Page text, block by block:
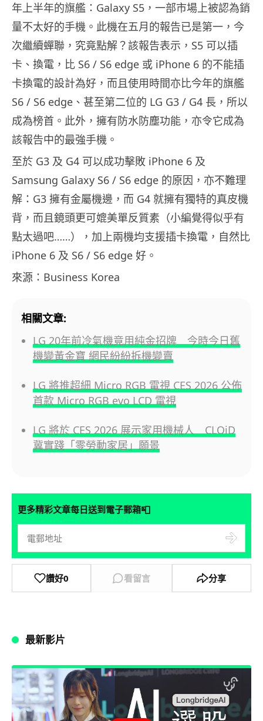
年上半年的旗艦：Galaxy S5，一部市場上被認為銷
量不太好的手機。此機在五月的報告已是第一，今
次繼續蟬聯，究竟點解？該報告表示，S5 可以插
卡、換電，比 S6 / S6 edge 或 iPhone 6 的不能插
卡換電的設計為好，而且使用時間亦比今年的旗艦
S6 / S6 edge、甚至第二位的 LG G3 / G4 長，所以
成為榜首。此外，擁有防水防塵功能，亦令它成為
該報告中的最強手機。
至於 G3 及 G4 可以成功擊敗 iPhone 6 及
Samsung Galaxy S6 / S6 edge 的原因，亦不難理
解：G3 擁有金屬機邊，而 G4 就擁有獨特的真皮機
背，而且鏡頭更可媲美單反質素（小編覺得似乎有
點太過吧……），加上兩機均支援插卡換電，自然比
iPhone 6 及 S6 / S6 edge 好。
來源：Business Korea
相關文章:
LG 20年前冷氣機竟用純金招牌 今時今日舊
機變黃金寶 網民紛紛拆機變賣
LG 將推超細 Micro RGB 電視 CES 2026 公佈
首款 Micro RGB evo LCD 電視
LG 將於 CES 2026 展示家用機械人 CLOiD
冀實踐「零勞動家居」願景
更多精彩文章每日送到電子郵箱📮
讚好0 看留言 分享
最新影片